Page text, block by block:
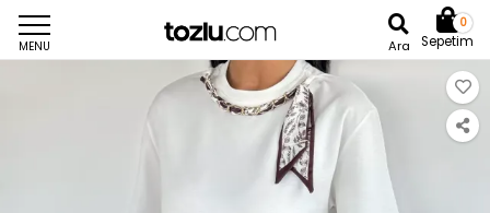
MENU Ara
0
Sepetim